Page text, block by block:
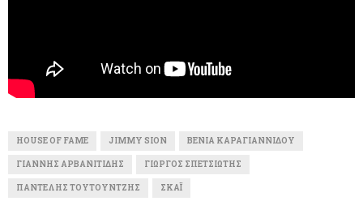
HOUSE OF FAME JIMMY SION ΒΈΝΙΑ ΚΑΡΑΓΙΑΝΝΊΔΟΥ
ΓΙΆΝΝΗΣ ΑΡΒΑΝΙΤΊΔΗΣ ΓΙΏΡΓΟΣ ΣΠΕΤΣΙΏΤΗΣ
ΠΑΝΤΕΛΉΣ ΤΟΥΤΟΥΝΤΖΉΣ ΣΚΑΪ